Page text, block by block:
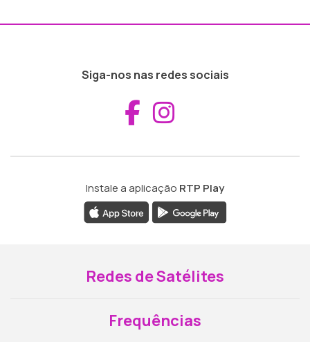
Siga-nos nas redes sociais
Aceder ao
Instale a aplicação RTP Play
Redes de Satélites
Frequências